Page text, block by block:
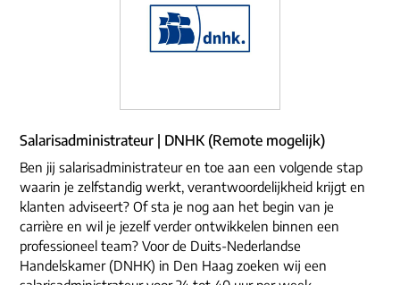
Salarisadministrateur | DNHK (Remote mogelijk)
Ben jij salarisadministrateur en toe aan een volgende stap
waarin je zelfstandig werkt, verantwoordelijkheid krijgt en
klanten adviseert? Of sta je nog aan het begin van je
carrière en wil je jezelf verder ontwikkelen binnen een
professioneel team? Voor de Duits-Nederlandse
Handelskamer (DNHK) in Den Haag zoeken wij een